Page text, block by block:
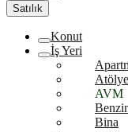
Satılık
Konut
İş Yeri
Atölye
AVM
Bina